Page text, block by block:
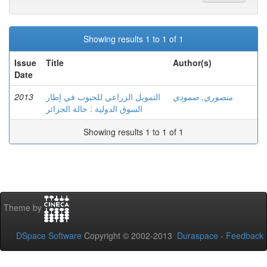
Showing results 1 to 1 of 1
Issue
Date
Title Author(s)
2013
التمويل الزراعي للحبوب في إطار
السوق الدولية : حالة الجزائر
منصوري, صمودي
Showing results 1 to 1 of 1
Theme by
DSpace Software Copyright © 2002-2013 Duraspace - Feedback